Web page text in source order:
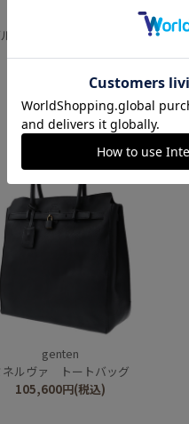
カットワーク トートバッグ（大）
genten
ネルヴァ トートバッグ
105,600円(税込)